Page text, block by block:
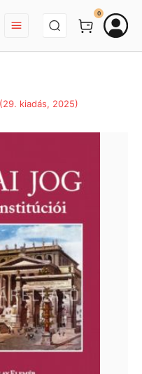
BEJELENTKEZÉS
0
kiadás, 2025)